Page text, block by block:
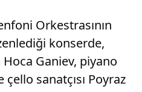
Orkestrasının
konserde,
Hoca Ganiev, piyano
çello sanatçısı Poyraz